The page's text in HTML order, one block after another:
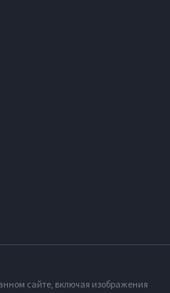
сайте, включая изображения